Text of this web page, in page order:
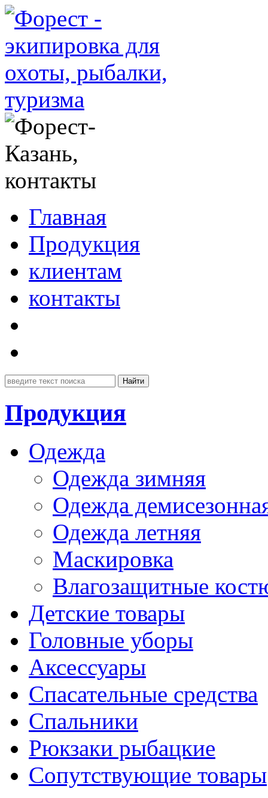
Главная
Продукция
клиентам
контакты
Продукция
Одежда
Одежда зимняя
Одежда
Одежда летняя
Маскировка
Влагозащитные
Детские товары
Головные уборы
Аксессуары
Спасательные средства
Спальники
Рюкзаки рыбацкие
Сопутствующие товары